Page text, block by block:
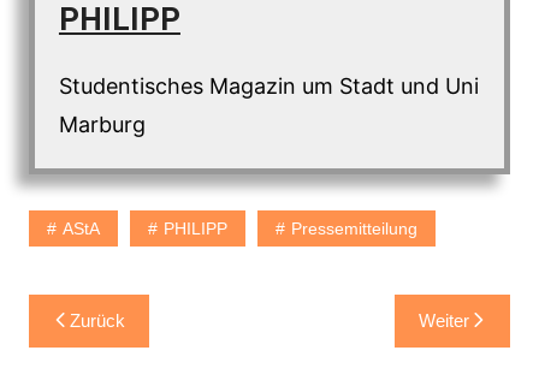
PHILIPP
Studentisches Magazin um Stadt und Uni
Marburg
AStA PHILIPP Pressemitteilung
Beitragsnavigation
Zurück Weiter